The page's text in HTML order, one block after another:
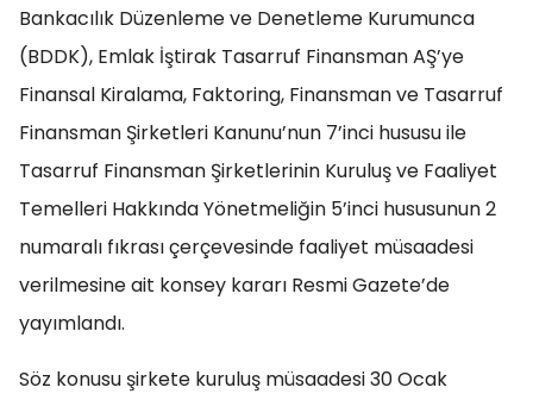
Bankacılık Düzenleme ve Denetleme Kurumunca
(BDDK), Emlak İştirak Tasarruf Finansman AŞ’ye
Finansal Kiralama, Faktoring, Finansman ve Tasarruf
Finansman Şirketleri Kanunu’nun 7’inci hususu ile
Tasarruf Finansman Şirketlerinin Kuruluş ve Faaliyet
Temelleri Hakkında Yönetmeliğin 5’inci hususunun 2
numaralı fıkrası çerçevesinde faaliyet müsaadesi
verilmesine ait konsey kararı Resmi Gazete’de
yayımlandı.
Söz konusu şirkete kuruluş müsaadesi 30 Ocak